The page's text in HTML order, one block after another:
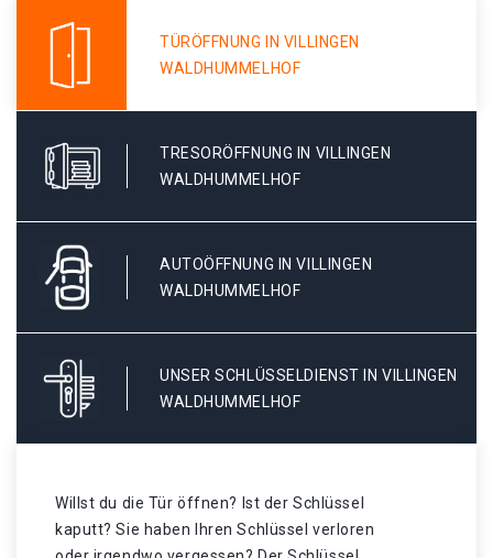
TÜRÖFFNUNG IN VILLINGEN
WALDHUMMELHOF
TRESORÖFFNUNG IN VILLINGEN
WALDHUMMELHOF
AUTOÖFFNUNG IN VILLINGEN
WALDHUMMELHOF
UNSER SCHLÜSSELDIENST IN VILLINGEN
WALDHUMMELHOF
Willst du die Tür öffnen? Ist der Schlüssel
kaputt? Sie haben Ihren Schlüssel verloren